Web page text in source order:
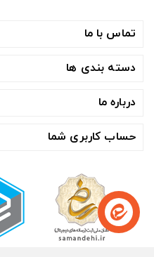
تماس با ما
دسته بندی ها
درباره ما
حساب کاربری شما